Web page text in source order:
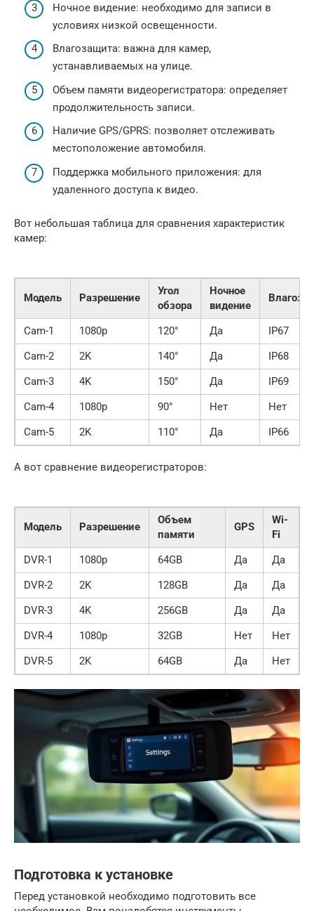
Ночное видение: необходимо для записи в
условиях низкой освещенности.
Влагозащита: важна для камер,
устанавливаемых на улице.
Объем памяти видеорегистратора: определяет
продолжительность записи.
Наличие GPS/GPRS: позволяет отслеживать
местоположение автомобиля.
Поддержка мобильного приложения: для
удаленного доступа к видео.
Вот небольшая таблица для сравнения характеристик
камер:
Модель Разрешение
Угол
обзора
Ночное
видение
Cam-1 1080p 120° Да
IP67
Cam-2
2K 140° Да
IP68
Cam-3
4K 150° Да
IP69
Cam-4
1080p 90° Нет
Нет
Cam-5
2K 110° Да IP66
А вот сравнение видеорегистраторов:
Модель Разрешение
Объем
памяти
GPS
Wi-
Fi
DVR-1
1080p 64GB Да
Да
DVR-2
2K 128GB Да
Да
DVR-3
4K 256GB Да
Да
DVR-4
1080p 32GB Нет
Нет
DVR-5
2K 64GB Да Нет
Подготовка к установке
Перед установкой необходимо подготовить все